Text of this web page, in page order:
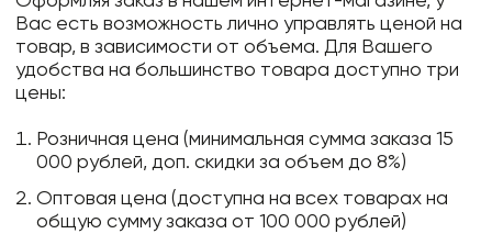
Вас есть возможность лично управлять ценой на
товар, в зависимости от объема. Для Вашего
удобства на большинство товара доступно три
цены:
Розничная цена (минимальная сумма заказа 15
000 рублей, доп. скидки за объем до 8%)
Оптовая цена (доступна на всех товарах на
общую сумму заказа от 100 000 рублей)